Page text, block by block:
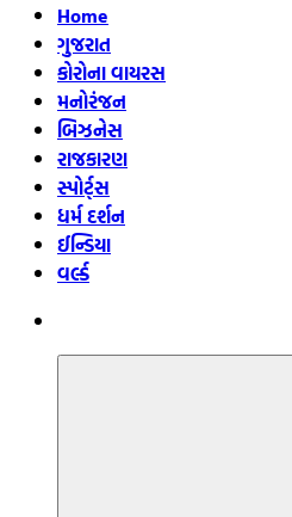
Home
ગુજરાત
કોરોના વાયરસ
મનોરંજન
બિઝનેસ
રાજકારણ
સ્પોર્ટ્સ
ધર્મ દર્શન
ઈન્ડિયા
વર્લ્ડ